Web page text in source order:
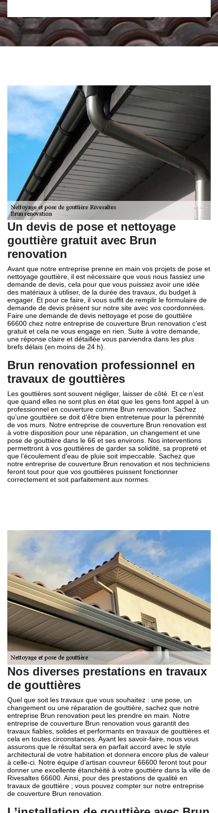
Un devis de pose et nettoyage
gouttière gratuit avec Brun
renovation
Avant que notre entreprise prenne en main vos projets de pose et
nettoyage gouttière, il est nécessaire que vous nous fassiez une
demande de devis, cela pour que vous puissiez avoir une idée
des matériaux à utiliser, de la durée des travaux, du budget à
engager. Et pour ce faire, il vous suffit de remplir le formulaire de
demande de devis présent sur notre site avec vos coordonnées.
Faire une demande de devis nettoyage et pose de gouttière
66600 chez notre entreprise de couverture Brun renovation c’est
gratuit et cela ne vous engage en rien. Suite à votre demande,
une réponse claire et détaillée vous parviendra dans les plus
brefs délais (en moins de 24 h).
Brun renovation professionnel en
travaux de gouttières
Les gouttières sont souvent négliger, laisser de côté. Et ce n’est
que quand elles ne sont plus en état que les gens font appel à un
professionnel en couverture comme Brun renovation. Sachez
qu’une gouttière se doit d’être bien entretenue pour la pérennité
de vos murs. Notre entreprise de couverture Brun renovation est
à votre disposition pour une réparation, un changement et une
pose de gouttière dans le 66 et ses environs. Nos interventions
permettront à vos gouttières de garder sa solidité, sa propreté et
que l’écoulement d’eau de pluie soit impeccable. Sachez que
notre entreprise de couverture Brun renovation et nos techniciens
feront tout pour que vos gouttières puissent fonctionner
correctement et soit parfaitement aux normes.
Nos diverses prestations en travaux
de gouttières
Quel que soit les travaux que vous souhaitez : une pose, un
changement ou une réparation de gouttière, sachez que notre
entreprise Brun renovation peut les prendre en main. Notre
entreprise de couverture Brun renovation vous garantit des
travaux fiables, solides et performants en travaux de gouttières et
cela en toutes circonstances. Ayant les savoir-faire, nous vous
assurons que le résultat sera en parfait accord avec le style
architectural de votre habitation et donnera encore plus de valeur
à celle-ci. Notre équipe d’artisan couvreur 66600 feront tout pour
donner une excellente étanchéité à votre gouttière dans la ville de
Rivesaltes 66600. Ainsi, pour des prestations de qualité en
travaux de gouttière ; vous pouvez compter sur notre entreprise
de couverture Brun renovation.